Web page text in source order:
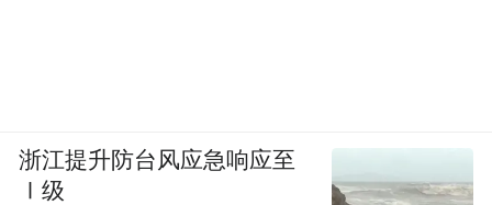
浙江提升防台风应急响应至
Ⅰ级